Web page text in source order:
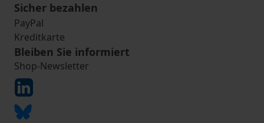
Sicher bezahlen
PayPal
Kreditkarte
Bleiben Sie informiert
Shop-Newsletter